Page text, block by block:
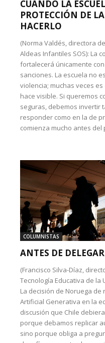
CUANDO LA
PROTECCIÓN DE
HACERLO
(Norma Valdés, directora
Aldeas Infantiles SOS): La
fortalecerá únicamente
sanciones. La escuela no
violencia; muchas veces
hace visible. Si queremos
seguras, debemos invertir
responder como en la de
comienza mucho antes
COLUMNISTAS
ANTES DE
(Francisco Silva-Díaz,
Tecnología Educativa de la
La decisión de Noruega
Artificial Generativa en la
discusión que Chile
porque debamos replicar
sino porque obliga a